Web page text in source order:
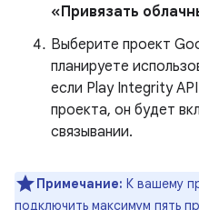
«Привязать
Выберите проект
планируете
если Play Integrity
проекта, он будет
связывании.
Примечание: К вашему
подключить максимум пять